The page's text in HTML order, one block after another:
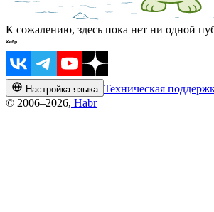
К сожалению, здесь пока нет ни одной
Настройка языка Техническая
© 2006–2026, Habr